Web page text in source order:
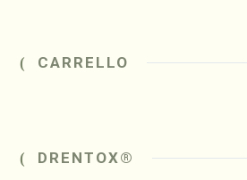
CARRELLO
DRENTOX®